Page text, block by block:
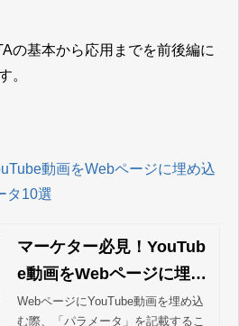
の基本から応用までを前後編に
。
動画をWebページに埋め込
タ10選
マーケター必見！YouTub
e動画をWebページに埋め
込む際に”使える”パラメ
WebページにYouTube動画を埋め込
む際、「パラメータ」を記載するこ